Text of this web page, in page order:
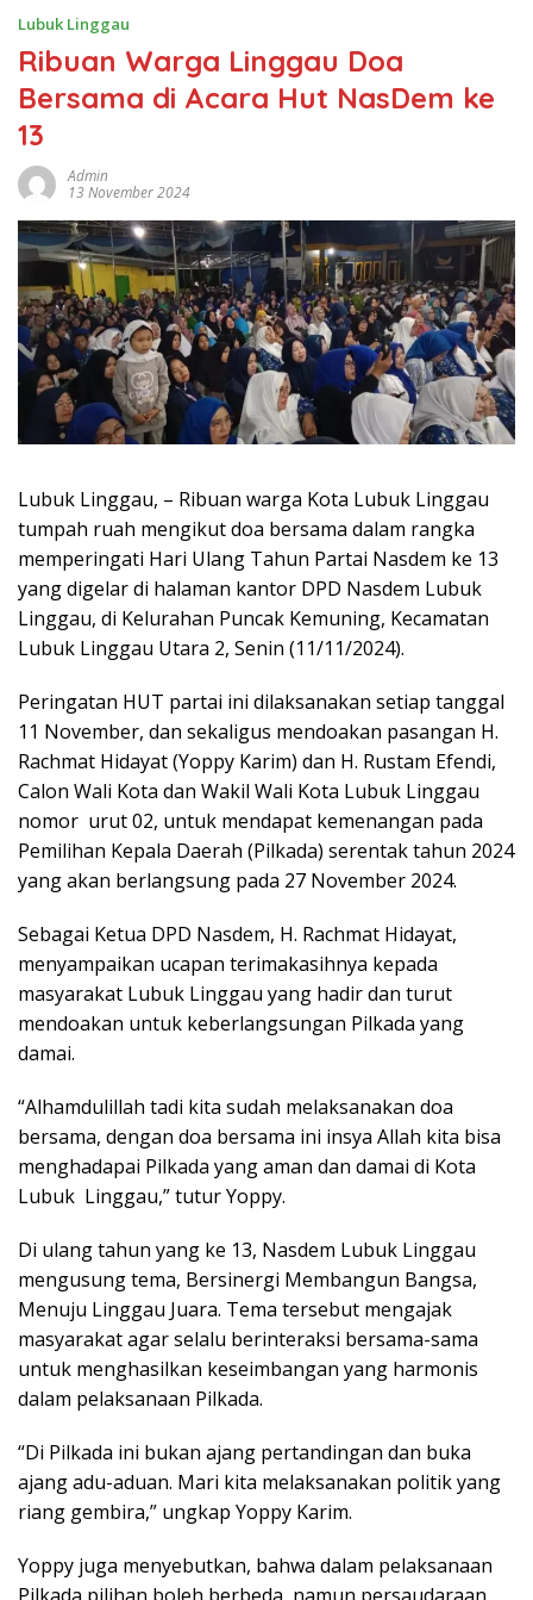
Lubuk Linggau
Ribuan Warga Linggau Doa
Bersama di Acara Hut NasDem ke
13
Admin
13 November 2024
Lubuk Linggau, – Ribuan warga Kota Lubuk Linggau
tumpah ruah mengikut doa bersama dalam rangka
memperingati Hari Ulang Tahun Partai Nasdem ke 13
yang digelar di halaman kantor DPD Nasdem Lubuk
Linggau, di Kelurahan Puncak Kemuning, Kecamatan
Lubuk Linggau Utara 2, Senin (11/11/2024).
Peringatan HUT partai ini dilaksanakan setiap tanggal
11 November, dan sekaligus mendoakan pasangan H.
Rachmat Hidayat (Yoppy Karim) dan H. Rustam Efendi,
Calon Wali Kota dan Wakil Wali Kota Lubuk Linggau
nomor urut 02, untuk mendapat kemenangan pada
Pemilihan Kepala Daerah (Pilkada) serentak tahun 2024
yang akan berlangsung pada 27 November 2024.
Sebagai Ketua DPD Nasdem, H. Rachmat Hidayat,
menyampaikan ucapan terimakasihnya kepada
masyarakat Lubuk Linggau yang hadir dan turut
mendoakan untuk keberlangsungan Pilkada yang
damai.
“Alhamdulillah tadi kita sudah melaksanakan doa
bersama, dengan doa bersama ini insya Allah kita bisa
menghadapai Pilkada yang aman dan damai di Kota
Lubuk Linggau,” tutur Yoppy.
Di ulang tahun yang ke 13, Nasdem Lubuk Linggau
mengusung tema, Bersinergi Membangun Bangsa,
Menuju Linggau Juara. Tema tersebut mengajak
masyarakat agar selalu berinteraksi bersama-sama
untuk menghasilkan keseimbangan yang harmonis
dalam pelaksanaan Pilkada.
“Di Pilkada ini bukan ajang pertandingan dan buka
ajang adu-aduan. Mari kita melaksanakan politik yang
riang gembira,” ungkap Yoppy Karim.
Yoppy juga menyebutkan, bahwa dalam pelaksanaan